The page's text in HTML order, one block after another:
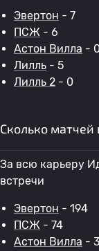
Эвертон - 7
ПСЖ - 6
Астон Вилла -
Лилль - 5
Лилль 2 - 0
Сколько матчей
За всю карьеру
встречи
Эвертон - 194
ПСЖ - 74
Астон Вилла -